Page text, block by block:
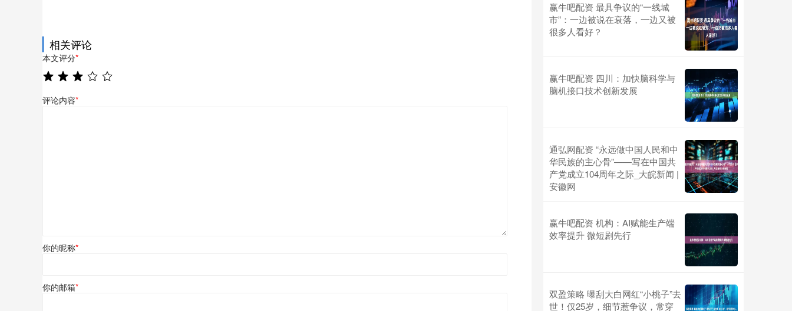
相关评论
本文评分*
评论内容*
你的昵称*
你的邮箱*
赢牛吧配资 最具争议的“一线城
市”：一边被说在衰落，一边又被
很多人看好？
赢牛吧配资 四川：加快脑科学与
脑机接口技术创新发展
通弘网配资 “永远做中国人民和中
华民族的主心骨”——写在中国共
产党成立104周年之际_大皖新闻 |
安徽网
赢牛吧配资 机构：AI赋能生产端
效率提升 微短剧先行
双盈策略 曝刮大白网红“小桃子”去
世！仅25岁，细节惹争议，常穿